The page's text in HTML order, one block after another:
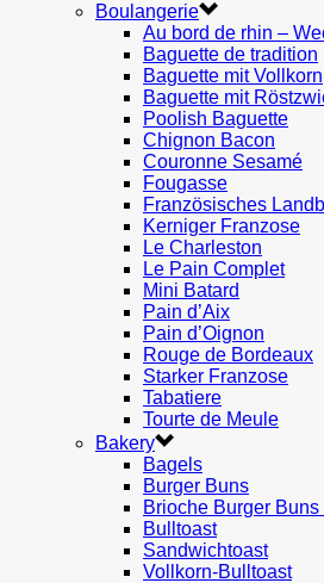
Boulangerie
Au bord de rhin –
Baguette de tradition
Baguette mit Vollkorn
Baguette mit
Poolish Baguette
Chignon Bacon
Couronne Sesamé
Fougasse
Französisches
Kerniger Franzose
Le Charleston
Le Pain Complet
Mini Batard
Pain d’Aix
Pain d’Oignon
Rouge de Bordeaux
Starker Franzose
Tabatiere
Tourte de Meule
Bakery
Bagels
Burger Buns
Brioche Burger
Bulltoast
Sandwichtoast
Vollkorn-Bulltoast